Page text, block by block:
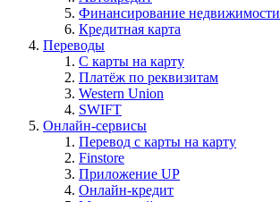
Финансирование недвижимости
Кредитная карта
Переводы
С карты на карту
Платёж по реквизитам
Western Union
SWIFT
Онлайн-сервисы
Перевод с карты на карту
Finstore
Приложение UP
Онлайн-кредит